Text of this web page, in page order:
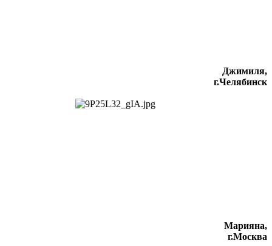
Джимиля,
г.Челябинск
Марияна,
г.Москва